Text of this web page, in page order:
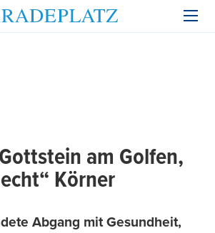
am Golfen,
Körner
Abgang mit Gesundheit,